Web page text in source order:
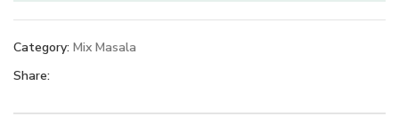
Category: Mix Masala
Share: